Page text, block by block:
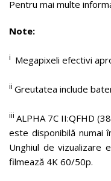
Pentru mai multe
Note:
i Megapixeli efectivi
ii Greutatea include
iii ALPHA 7C II:QFHD
este disponibilă numai
Unghiul de vizualizare
filmează 4K 60/50p.